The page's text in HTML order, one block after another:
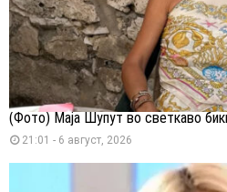
(Фото) Маја Шупут во светкаво
21:01 - 6 август, 2026